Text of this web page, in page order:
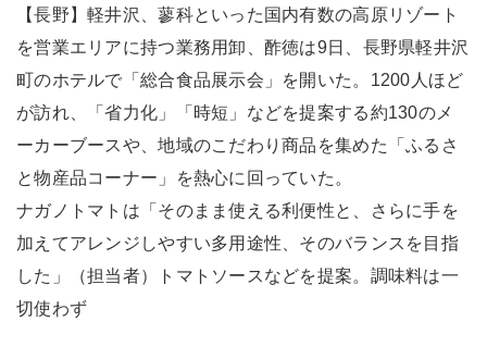
【長野】軽井沢、蓼科といった国内有数の高原リゾート
を営業エリアに持つ業務用卸、酢徳は9日、長野県軽井沢
町のホテルで「総合食品展示会」を開いた。1200人ほど
が訪れ、「省力化」「時短」などを提案する約130のメ
ーカーブースや、地域のこだわり商品を集めた「ふるさ
と物産品コーナー」を熱心に回っていた。
ナガノトマトは「そのまま使える利便性と、さらに手を
加えてアレンジしやすい多用途性、そのバランスを目指
した」（担当者）トマトソースなどを提案。調味料は一
切使わず